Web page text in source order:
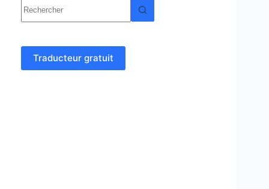
résultat
Traducteur gratuit